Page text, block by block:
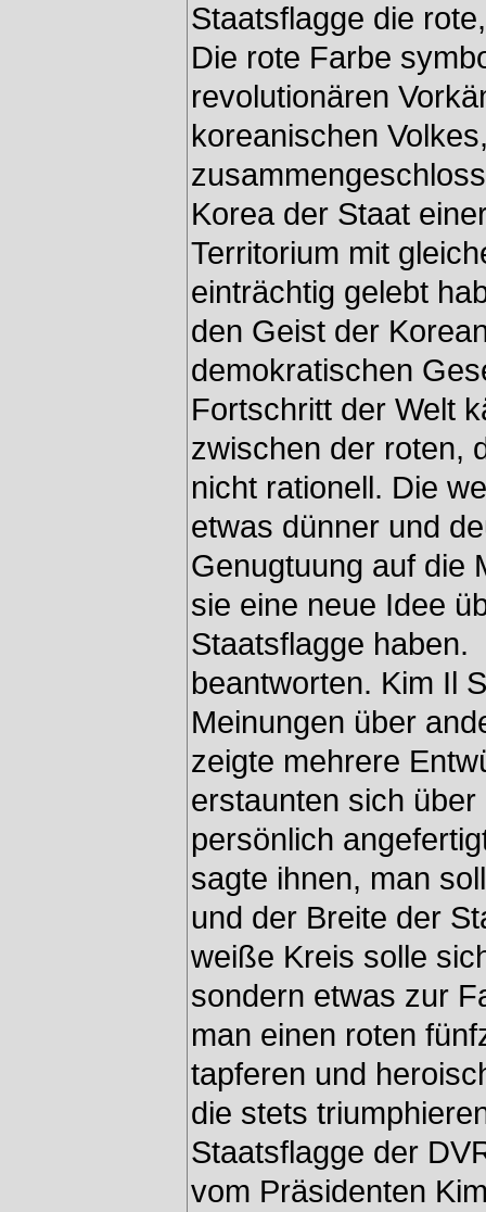
Staatsflagge die
Die rote Farbe
revolutionären
koreanischen
Korea der Staat
Territorium mit
einträchtig gelebt
den Geist der
demokratischen
Fortschritt der Welt
zwischen der roten,
nicht rationell. Die
etwas dünner und
Genugtuung auf die
sie eine neue Idee
Staatsflagge
beantworten. Kim Il
Meinungen über
zeigte mehrere
erstaunten sich
persönlich
sagte ihnen, man
und der Breite der
weiße Kreis solle
sondern etwas zur
man einen roten
tapferen und
die stets
Staatsflagge der
vom Präsidenten